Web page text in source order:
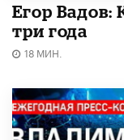
Егор Вадов:
три года
18 МИН.